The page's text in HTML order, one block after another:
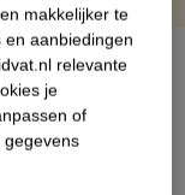
makkelijker te
aanbiedingen
relevante
je
of
gegevens